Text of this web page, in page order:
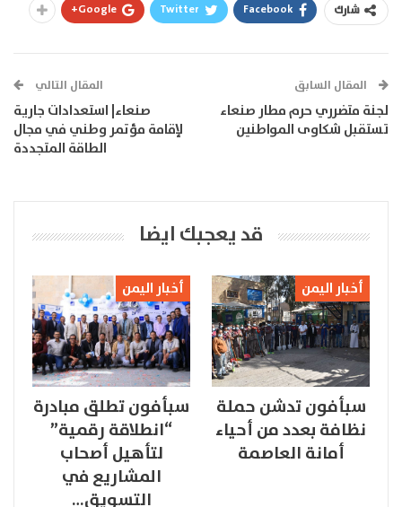
شارك Facebook
Twitter
Google+
المقال السابق
لجنة متضرري حرم مطار صنعاء
تستقبل شكاوى المواطنين
المقال التالي
صنعاء| استعدادات جارية
لإقامة مؤتمر وطني في مجال
الطاقة المتجددة
قد يعجبك ايضا
أخبار اليمن
سبأفون تدشن حملة
نظافة بعدد من أحياء
أمانة العاصمة
أخبار اليمن
سبأفون تطلق مبادرة
“انطلاقة رقمية”
لتأهيل أصحاب
المشاريع في
التسويق…